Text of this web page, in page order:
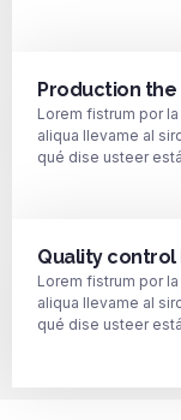
Production
Lorem fistrum por
aliqua llevame al
qué dise usteer
Quality
Lorem fistrum por
aliqua llevame al
qué dise usteer